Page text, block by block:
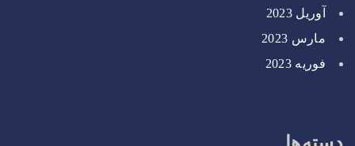
آوریل 2023
مارس 2023
فوریه 2023